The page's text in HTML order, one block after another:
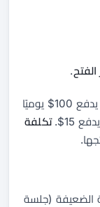
.
سكالبر يفتح 20 صفقة يوميًا بسبريد 0.5 بيب يدفع 100$ يوميًا
تكلفة
الضعيفة (جلسة